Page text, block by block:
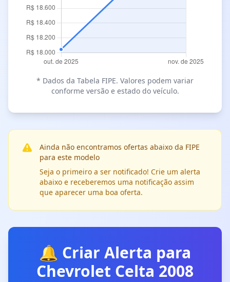
* Dados da Tabela FIPE. Valores podem variar
conforme versão e estado do veículo.
Ainda não encontramos ofertas abaixo da FIPE
para este modelo
Seja o primeiro a ser notificado! Crie um alerta
abaixo e receberemos uma notificação assim
que aparecer uma boa oferta.
🔔 Criar Alerta para
Chevrolet Celta 2008